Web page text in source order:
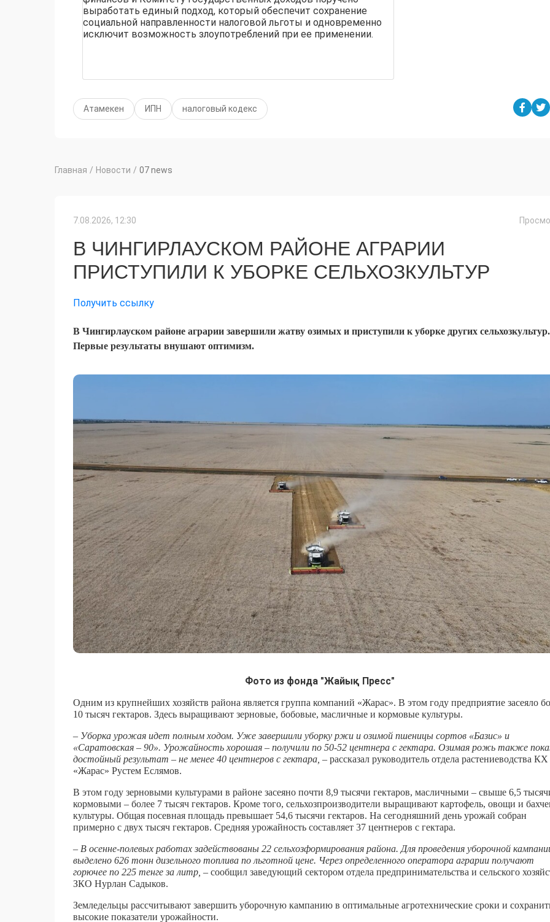
выработать единый подход, который обеспечит сохранение
социальной направленности налоговой льготы и одновременно
исключит возможность злоупотреблений при ее применении.
Атамекен ИПН налоговый кодекс
Главная / Новости / 07 news
7.08.2026, 12:30
В ЧИНГИРЛАУСКОМ РАЙОНЕ АГРАРИИ
ПРИСТУПИЛИ К УБОРКЕ СЕЛЬХОЗКУЛЬТУР
Получить ссылку
В Чингирлауском районе аграрии завершили жатву озимых и приступили к уборке других сельхозкультур.
Первые результаты внушают оптимизм.
Фото из фонда "Жайық Пресс"
Одним из крупнейших хозяйств района является группа компаний «Жарас». В этом году предприятие засеяло
10 тысяч гектаров. Здесь выращивают зерновые, бобовые, масличные и кормовые культуры.
– Уборка урожая идет полным ходом. Уже завершили уборку ржи и озимой пшеницы сортов «Базис» и
«Саратовская – 90». Урожайность хорошая – получили по 50-52 центнера с гектара. Озимая рожь также
достойный результат – не менее 40 центнеров с гектара, – рассказал руководитель отдела растениеводства КХ
«Жарас» Рустем Еслямов.
В этом году зерновыми культурами в районе засеяно почти 8,9 тысячи гектаров, масличными – свыше 6,5
кормовыми – более 7 тысяч гектаров. Кроме того, сельхозпроизводители выращивают картофель, овощи и
культуры. Общая посевная площадь превышает 54,6 тысячи гектаров. На сегодняшний день урожай собран
примерно с двух тысяч гектаров. Средняя урожайность составляет 37 центнеров с гектара.
– В осенне-полевых работах задействованы 22 сельхозформирования района. Для проведения уборочной
выделено 626 тонн дизельного топлива по льготной цене. Через определенного оператора аграрии получают
горючее по 225 тенге за литр, – сообщил заведующий сектором отдела предпринимательства и сельского
ЗКО Нурлан Садыков.
Земледельцы рассчитывают завершить уборочную кампанию в оптимальные агротехнические сроки и
высокие показатели урожайности.